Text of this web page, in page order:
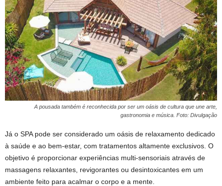
A pousada também é reconhecida por ser um oásis de cultura que une arte,
gastronomia e música. Foto: Divulgação
Já o SPA pode ser considerado um oásis de relaxamento dedicado
à saúde e ao bem-estar, com tratamentos altamente exclusivos. O
objetivo é proporcionar experiências multi-sensoriais através de
massagens relaxantes, revigorantes ou desintoxicantes em um
ambiente feito para acalmar o corpo e a mente.